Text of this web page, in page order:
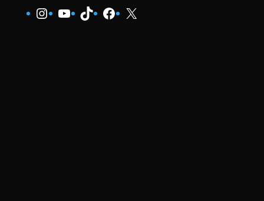
Instagram
YouTube
TikTokFacebook
X